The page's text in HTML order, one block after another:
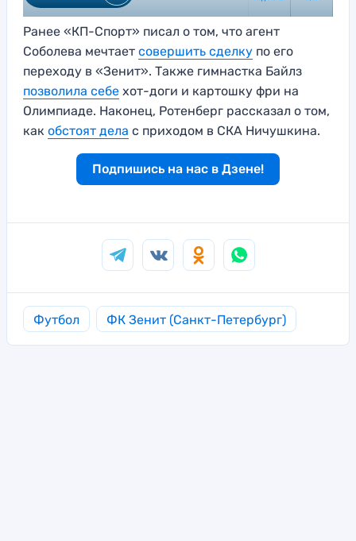
Ранее «КП-Спорт» писал о том, что агент
Соболева мечтает совершить сделку по его
переходу в «Зенит». Также гимнастка Байлз
позволила себе хот-доги и картошку фри на
Олимпиаде. Наконец, Ротенберг рассказал о том,
как обстоят дела с приходом в СКА Ничушкина.
Подпишись на нас в Дзене!
Футбол ФК Зенит (Санкт-Петербург)